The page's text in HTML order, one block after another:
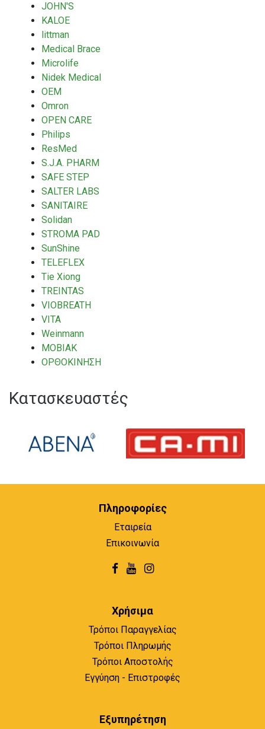
JOHN'S
KALOE
littman
Medical Brace
Microlife
Nidek Medical
OEM
Omron
OPEN CARE
Philips
ResMed
S.J.A. PHARM
SAFE STEP
SALTER LABS
SANITAIRE
Solidan
STROMA PAD
SunShine
TELEFLEX
Tie Xiong
TREINTAS
VIOBREATH
VITA
Weinmann
ΜΟΒΙΑΚ
ΟΡΘΟΚΙΝΗΣΗ
Κατασκευαστές
Πληροφορίες
Εταιρεία
Επικοινωνία
Χρήσιμα
Τρόποι Παραγγελίας
Τρόποι Πληρωμής
Τρόποι Αποστολής
Εγγύηση - Επιστροφές
Εξυπηρέτηση